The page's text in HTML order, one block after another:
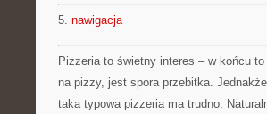
5. nawigacja
Pizzeria to świetny interes – w końcu
na pizzy, jest spora przebitka.
taka typowa pizzeria ma trudno.